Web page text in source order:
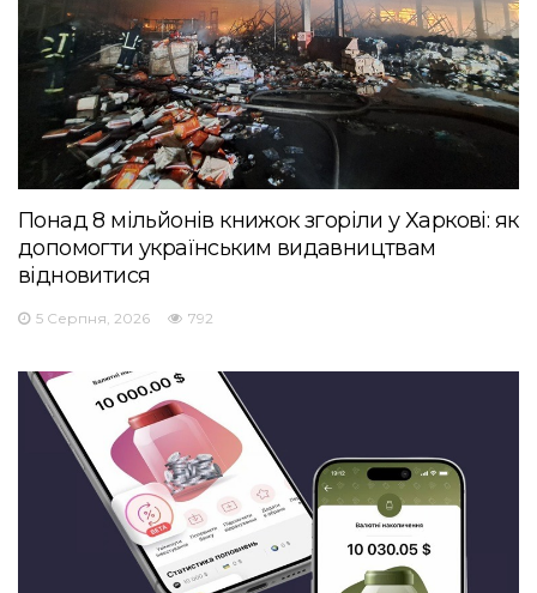
Понад 8 мільйонів книжок згоріли у Харкові: як
допомогти українським видавництвам
відновитися
5 Серпня, 2026 792